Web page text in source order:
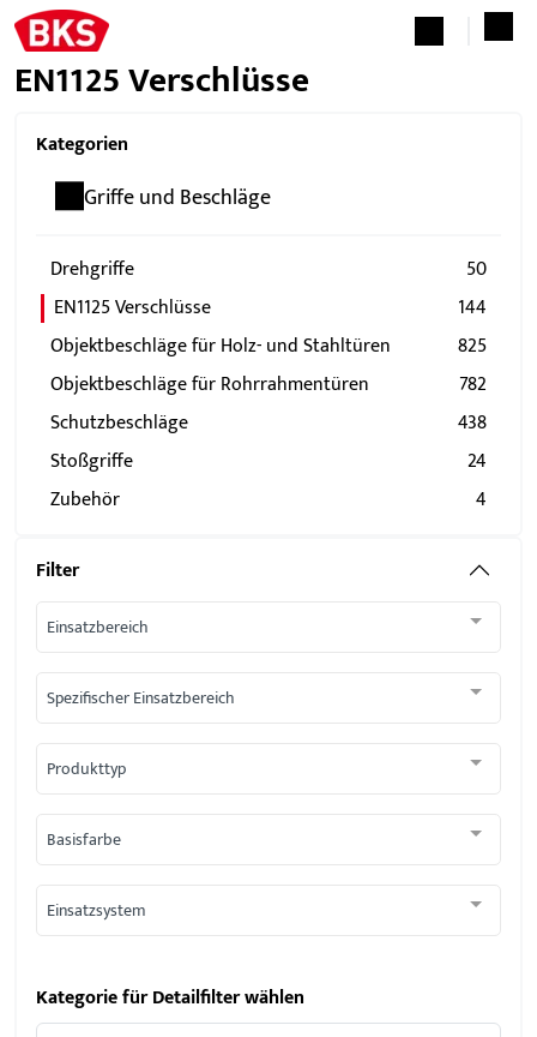
EN1125 Verschlüsse
Kategorien
Griffe und Beschläge
Drehgriffe
50
EN1125 Verschlüsse
144
Objektbeschläge für Holz- und Stahltüren
825
Objektbeschläge für Rohrrahmentüren
782
Schutzbeschläge
438
Stoßgriffe
24
Zubehör
4
Filter
Einsatzbereich
Spezifischer Einsatzbereich
Produkttyp
Basisfarbe
Einsatzsystem
Kategorie für Detailfilter wählen